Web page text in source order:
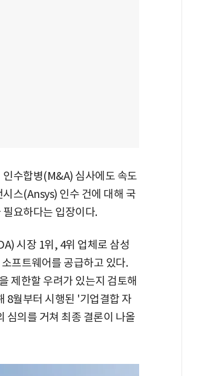
수합병(M&A) 심사에도 속도
스(Ansys) 인수 건에 대해 국
요하다는 입장이다.
시장 1위, 4위 업체로 삼성
프트웨어를 공급하고 있다.
제한할 우려가 있는지 검토해
8월부터 시행된 '기업결합 자
심의를 거쳐 최종 결론이 나올